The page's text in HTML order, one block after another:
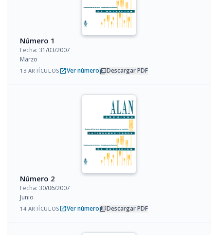
Número 1
Fecha: 31/03/2007
Marzo
13 ARTÍCULOSopen_in_newVer númeropicture_as_pdfDescargar PDF
Número 2
Fecha: 30/06/2007
Junio
14 ARTÍCULOSopen_in_newVer númeropicture_as_pdfDescargar PDF